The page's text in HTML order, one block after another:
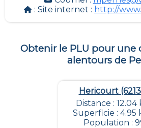
: Site internet : http://
Obtenir le PLU pour une
alentours de
Hericourt
Distance : 12.04
Superficie : 4.95
Population :